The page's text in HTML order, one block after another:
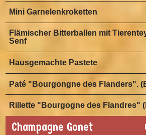
Mini Garnelenkroketten
Flämischer Bitterballen mit
Senf
Hausgemachte Pastete
Paté "Bourgongne des Flanders".
Rillette "Bourgogne des Flandres"
Champagne Gonet